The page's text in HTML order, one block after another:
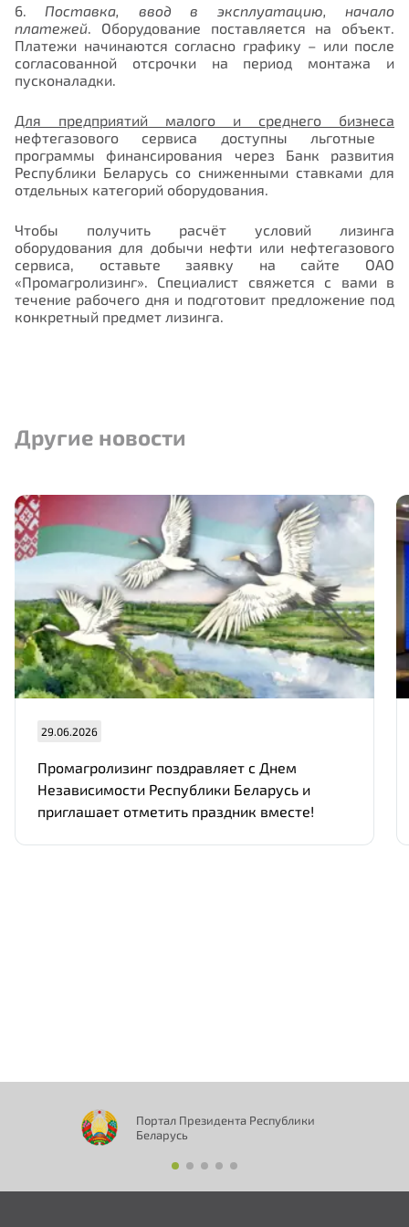
6. Поставка, ввод в эксплуатацию, начало
платежей. Оборудование поставляется на объект.
Платежи начинаются согласно графику – или после
согласованной отсрочки на период монтажа и
пусконаладки.
Для предприятий малого и среднего бизнеса
нефтегазового сервиса доступны льготные
программы финансирования через Банк развития
Республики Беларусь со сниженными ставками для
отдельных категорий оборудования.
Чтобы получить расчёт условий лизинга
оборудования для добычи нефти или нефтегазового
сервиса, оставьте заявку на сайте ОАО
«Промагролизинг». Специалист свяжется с вами в
течение рабочего дня и подготовит предложение под
конкретный предмет лизинга.
Другие новости
29.06.2026
Промагролизинг поздравляет с Днем
Независимости Республики Беларусь и
приглашает отметить праздник вместе!
Портал Президента Республики
Беларусь